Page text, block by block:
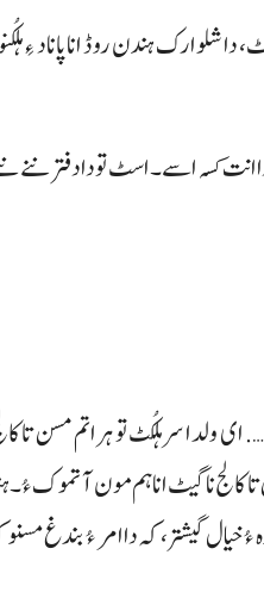
دا شلوارک ہندن روڈ انا پاناد ءِ
اسے۔ اسٹ تو دادفتر ننے
سر ہلکُٹ تو ہراتم مسن تا
نا گیٹ انا ہم مون آ تموک ءُ۔
گیشتر، کہ دا امر ءُ بندغ مسنو